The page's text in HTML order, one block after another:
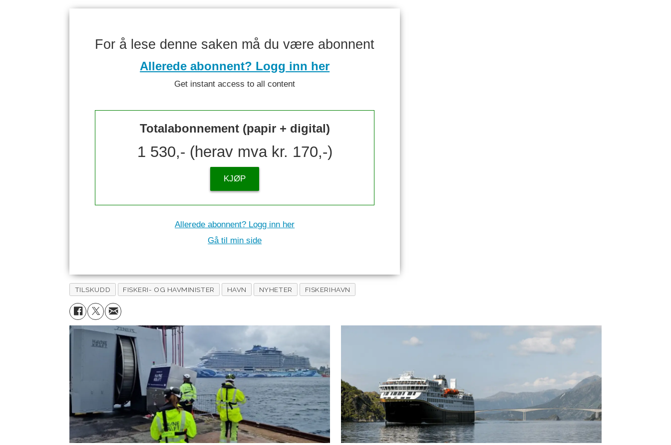
For å lese denne saken må du være abonnent
Allerede abonnent? Logg inn her
Get instant access to all content
Totalabonnement (papir + digital)
1 530,- (herav mva kr. 170,-)
KJØP
Allerede abonnent? Logg inn her
Gå til min side
TILSKUDD FISKERI- OG HAVMINISTER HAVN NYHETER FISKERIHAVN